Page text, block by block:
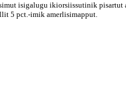
isigalugu ikiorsiissutinik pisartut
5 pct.-imik amerlisimapput.